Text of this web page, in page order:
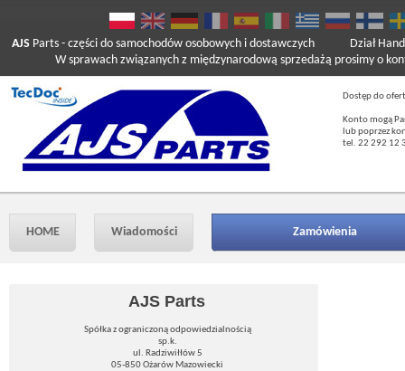
AJS Parts - części do samochodów osobowych i dostawczych
W sprawach związanych z międzynarodową sprzedażą prosimy o
Dział
Dostęp do
Konto mogą
lub poprzez
tel. 22 292 12
HOME Wiadomości Zamówienia
AJS Parts
Spółka z ograniczoną odpowiedzialnością
sp.k.
ul. Radziwiłłów 5
05-850 Ożarów Mazowiecki